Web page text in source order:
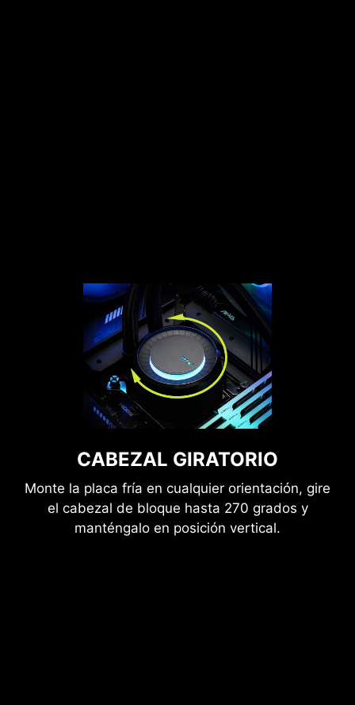
CABEZAL GIRATORIO
Monte la placa fría en cualquier orientación, gire
el cabezal de bloque hasta 270 grados y
manténgalo en posición vertical.